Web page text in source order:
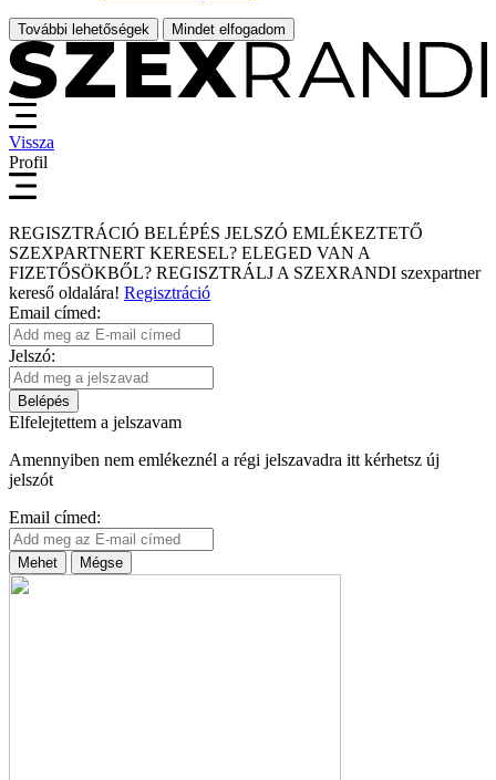
További lehetőségek Mindet elfogadom
Vissza
Profil
REGISZTRÁCIÓ BELÉPÉS JELSZÓ EMLÉKEZTETŐ
SZEXPARTNERT KERESEL? ELEGED VAN A
FIZETŐSÖKBŐL? REGISZTRÁLJ A SZEXRANDI szexpartner
kereső oldalára! Regisztráció
Email címed:
Jelszó:
Belépés
Elfelejtettem a jelszavam
Amennyiben nem emlékeznél a régi jelszavadra itt kérhetsz új
jelszót
Email címed:
Mehet Mégse